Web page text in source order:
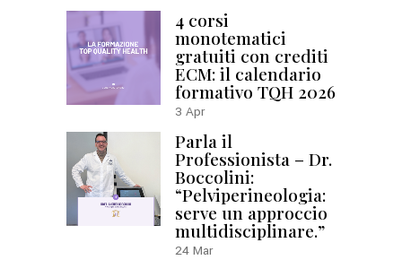
4 corsi
monotematici
gratuiti con crediti
ECM: il calendario
formativo TQH 2026
3 Apr
Parla il
Professionista – Dr.
Boccolini:
“Pelviperineologia:
serve un approccio
multidisciplinare.”
24 Mar